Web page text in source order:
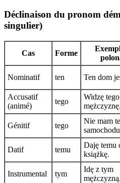
Déclinaison du pronom
singulier)
Cas Forme
Nominatif ten Ten dom
Accusatif
(animé)
tego
Widzę tego
mężczyznę.
Génitif tego
Nie mam
Datif temu
Daję temu
książkę.
Instrumental tym
Idę z tym
mężczyzną.